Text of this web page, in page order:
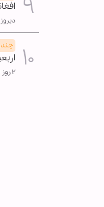
دیروز ۱۹:۱۰
۲ روز قبل